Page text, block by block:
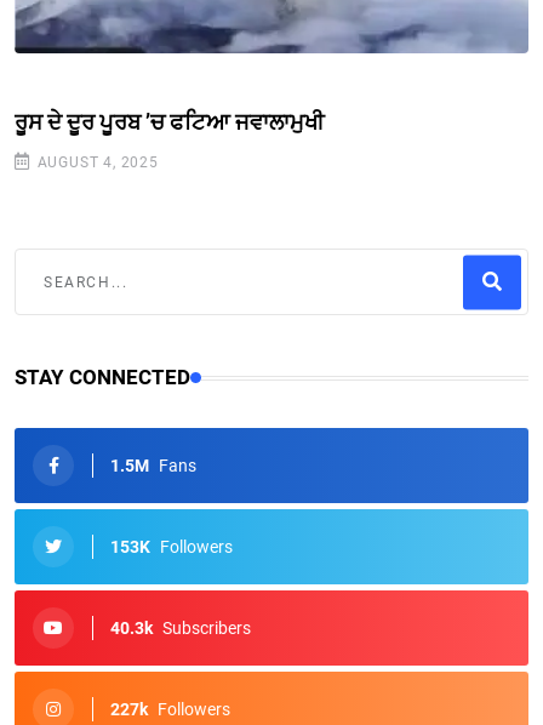
ਰੂਸ ਦੇ ਦੂਰ ਪੂਰਬ ’ਚ ਫਟਿਆ ਜਵਾਲਾਮੁਖੀ
AUGUST 4, 2025
STAY CONNECTED
1.5M Fans
153K Followers
40.3k Subscribers
227k Followers